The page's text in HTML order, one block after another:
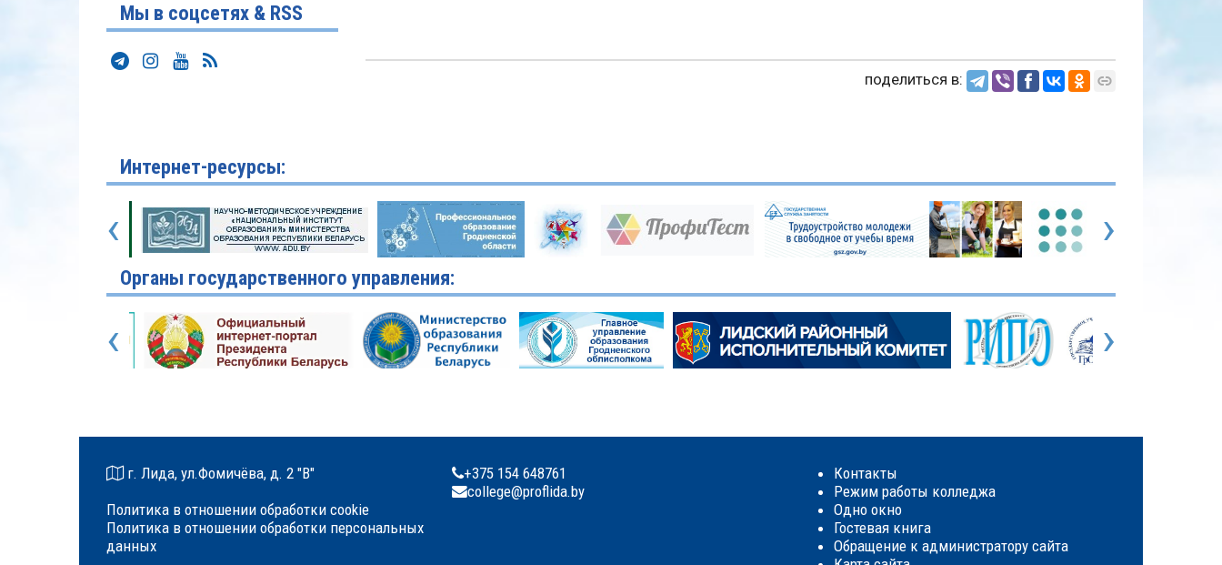
поделиться в:
Мы в соцсетях & RSS
Интернет-ресурсы:
‹ ›
Органы государственного управления:
‹ ›
г. Лида, ул.Фомичёва, д. 2 "В"
Политика в отношении обработки cookie
Политика в отношении обработки персональных
данных
+375 154 648761
college@proflida.by
Контакты
Режим работы колледжа
Одно окно
Гостевая книга
Обращение к администратору сайта